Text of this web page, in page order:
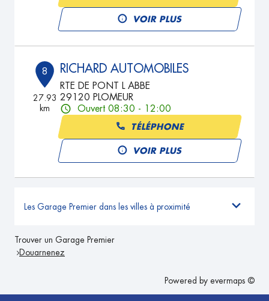
VOIR PLUS
8
27.93
km
RICHARD AUTOMOBILES
RTE DE PONT L ABBE
29120 PLOMEUR
Ouvert 08:30 - 12:00
TÉLÉPHONE
VOIR PLUS
Les Garage Premier dans les villes à proximité
Trouver un Garage Premier
Douarnenez
Powered by evermaps ©